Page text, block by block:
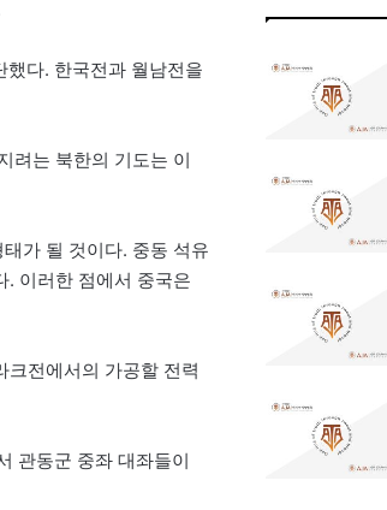
다. 한국전과 월남전을
려는 북한의 기도는 이
가 될 것이다. 중동 석유
. 이러한 점에서 중국은
크전에서의 가공할 전력
관동군 중좌 대좌들이